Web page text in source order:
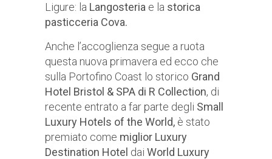
Ligure: la Langosteria e la storica
pasticceria Cova.
Anche l’accoglienza segue a ruota
questa nuova primavera ed ecco che
sulla Portofino Coast lo storico Grand
Hotel Bristol & SPA di R Collection, di
recente entrato a far parte degli Small
Luxury Hotels of the World, è stato
premiato come miglior Luxury
Destination Hotel dai World Luxury